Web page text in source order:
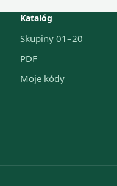
Katalóg
Skupiny 01–20
PDF
Moje kódy